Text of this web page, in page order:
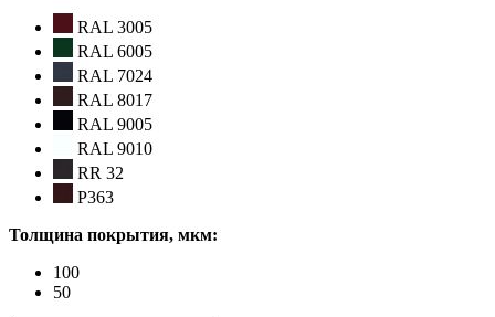
RAL 3005
RAL 6005
RAL 7024
RAL 8017
RAL 9005
RAL 9010
RR 32
Р363
Толщина покрытия, мкм:
100
50